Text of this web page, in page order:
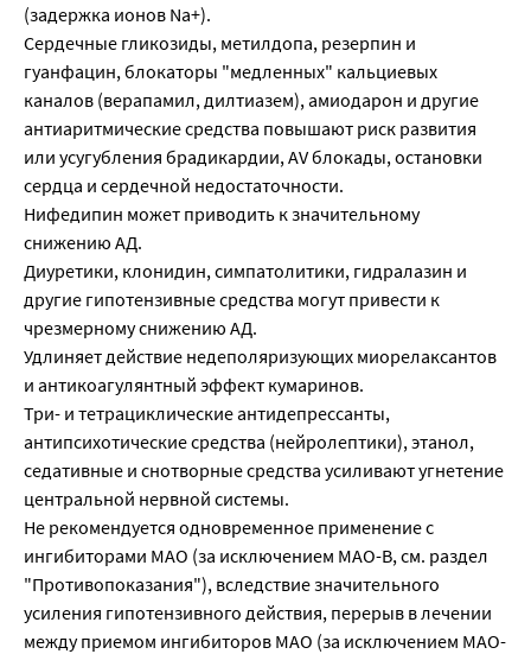
(задержка ионов Na+).
Сердечные гликозиды, метилдопа, резерпин и
гуанфацин, блокаторы "медленных" кальциевых
каналов (верапамил, дилтиазем), амиодарон и другие
антиаритмические средства повышают риск развития
или усугубления брадикардии, AV блокады, остановки
сердца и сердечной недостаточности.
Нифедипин может приводить к значительному
снижению АД.
Диуретики, клонидин, симпатолитики, гидралазин и
другие гипотензивные средства могут привести к
чрезмерному снижению АД.
Удлиняет действие недеполяризующих миорелаксантов
и антикоагулянтный эффект кумаринов.
Три- и тетрациклические антидепрессанты,
антипсихотические средства (нейролептики), этанол,
седативные и снотворные средства усиливают угнетение
центральной нервной системы.
Не рекомендуется одновременное применение с
ингибиторами МАО (за исключением МАО-В, см. раздел
"Противопоказания"), вследствие значительного
усиления гипотензивного действия, перерыв в лечении
между приемом ингибиторов МАО (за исключением МАО-